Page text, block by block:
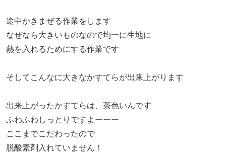
途中かきまぜる作業をします
なぜなら大きいものなので均一に生地に
熱を入れるためにする作業です
そしてこんなに大きなかすてらが出来上がります
出来上がったかすてらは、茶色いんです
ふわふわしっとりですよーーー
ここまでこだわったので
脱酸素剤入れていません！